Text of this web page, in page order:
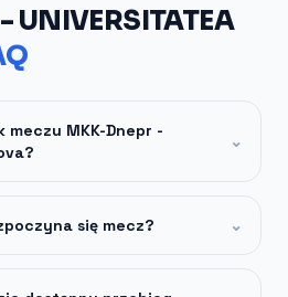
UNIVERSITATEA
meczu MKK-Dnepr -
⌄
się mecz? ⌄